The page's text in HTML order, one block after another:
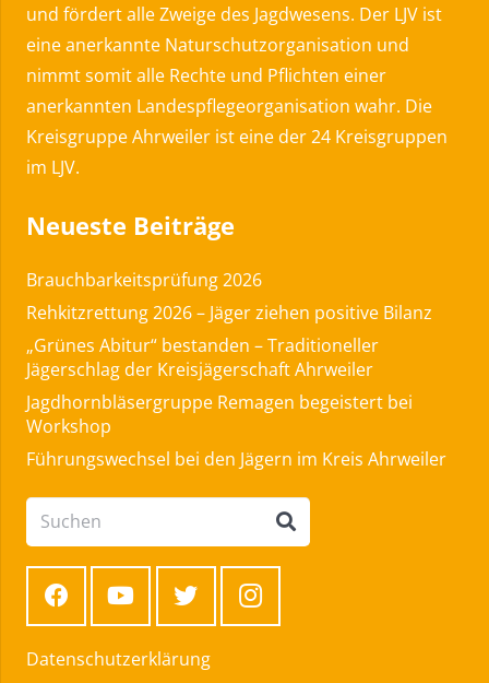
und fördert alle Zweige des Jagdwesens. Der LJV ist
eine anerkannte Naturschutzorganisation und
nimmt somit alle Rechte und Pflichten einer
anerkannten Landespflegeorganisation wahr. Die
Kreisgruppe Ahrweiler ist eine der 24 Kreisgruppen
im LJV.
Neueste Beiträge
Brauchbarkeitsprüfung 2026
Rehkitzrettung 2026 – Jäger ziehen positive Bilanz
„Grünes Abitur“ bestanden – Traditioneller
Jägerschlag der Kreisjägerschaft Ahrweiler
Jagdhornbläsergruppe Remagen begeistert bei
Workshop
Führungswechsel bei den Jägern im Kreis Ahrweiler
Datenschutzerklärung